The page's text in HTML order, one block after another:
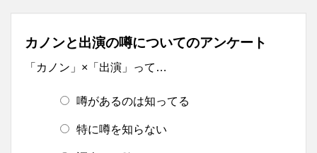
カノンと出演の噂についてのアンケート
「カノン」×「出演」って…
噂があるのは知ってる
特に噂を知らない